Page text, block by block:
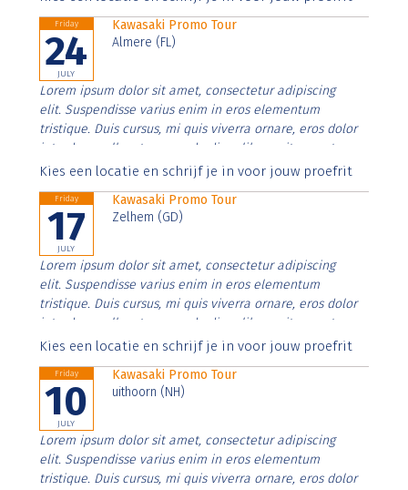
Friday
24
JULY
Kawasaki Promo Tour
Almere (FL)
Lorem ipsum dolor sit amet, consectetur adipiscing
elit. Suspendisse varius enim in eros elementum
tristique. Duis cursus, mi quis viverra ornare, eros dolor
interdum nulla, ut commodo diam libero vitae erat.
Aenean faucibus nibh et justo cursus id rutrum lorem
Kies een locatie en schrijf je in voor jouw proefrit
Friday
17
JULY
Kawasaki Promo Tour
Zelhem (GD)
Lorem ipsum dolor sit amet, consectetur adipiscing
elit. Suspendisse varius enim in eros elementum
tristique. Duis cursus, mi quis viverra ornare, eros dolor
interdum nulla, ut commodo diam libero vitae erat.
Aenean faucibus nibh et justo cursus id rutrum lorem
Kies een locatie en schrijf je in voor jouw proefrit
Friday
10
JULY
Kawasaki Promo Tour
uithoorn (NH)
Lorem ipsum dolor sit amet, consectetur adipiscing
elit. Suspendisse varius enim in eros elementum
tristique. Duis cursus, mi quis viverra ornare, eros dolor